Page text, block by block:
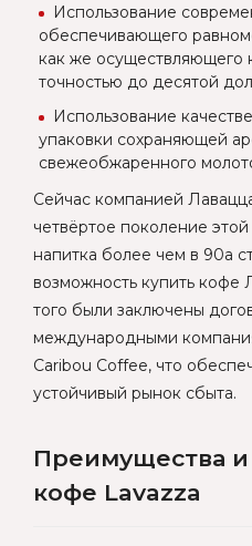
Использование
обеспечивающего
как же осуществляющего
точностью до десятой
Использование
упаковки сохраняющей
свежеобжаренного
Сейчас компанией
четвёртое поколение
напитка более чем в 90а
возможность купить кофе
того были заключены
международными
Caribou Coffee, что
устойчивый рынок сбыта.
Преимущества и
кофе Lavazza